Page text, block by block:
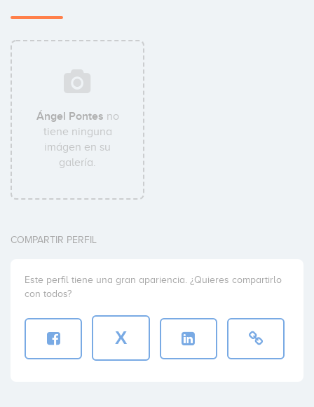
Ángel Pontes no
tiene ninguna
imágen en su
galería.
COMPARTIR PERFIL
Este perfil tiene una gran apariencia. ¿Quieres compartirlo
con todos?
X